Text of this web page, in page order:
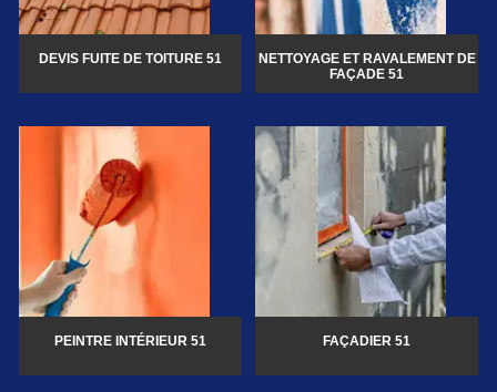
DEVIS FUITE DE TOITURE 51
NETTOYAGE ET RAVALEMENT DE
FAÇADE 51
PEINTRE INTÉRIEUR 51 FAÇADIER 51